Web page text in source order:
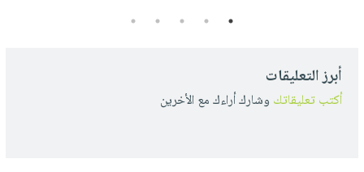
1
2
3
4
5
أبرز التعليقات
أكتب تعليقاتك وشارك أراءك مع الأخرين